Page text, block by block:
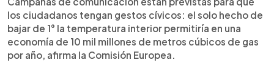
los ciudadanos tengan gestos cívicos: el solo hecho de
bajar de 1° la temperatura interior permitiría en una
economía de 10 mil millones de metros cúbicos de gas
por año, afirma la Comisión Europea.